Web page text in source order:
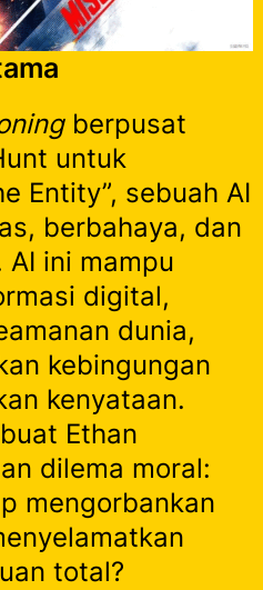
berpusat
untuk
Entity”, sebuah AI
berbahaya, dan
ini mampu
digital,
dunia,
kebingungan
kenyataan.
Ethan
dilema moral:
mengorbankan
total?